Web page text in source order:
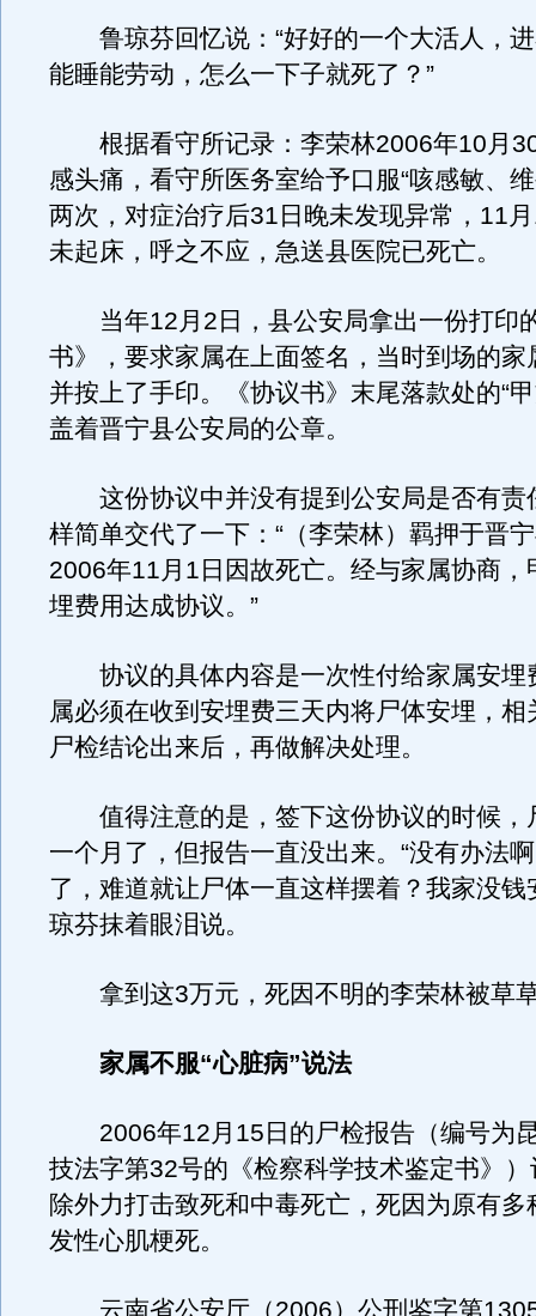
鲁琼芬回忆说：“好好的一个大活人，进
能睡能劳动，怎么一下子就死了？”
根据看守所记录：李荣林2006年10月
感头痛，看守所医务室给予口服“咳感敏、
两次，对症治疗后31日晚未发现异常，11
未起床，呼之不应，急送县医院已死亡。
当年12月2日，县公安局拿出一份打印
书》，要求家属在上面签名，当时到场的家
并按上了手印。《协议书》末尾落款处的“
盖着晋宁县公安局的公章。
这份协议中并没有提到公安局是否有责
样简单交代了一下：“（李荣林）羁押于晋
2006年11月1日因故死亡。经与家属协商，
埋费用达成协议。”
协议的具体内容是一次性付给家属安埋
属必须在收到安埋费三天内将尸体安埋，相
尸检结论出来后，再做解决处理。
值得注意的是，签下这份协议的时候，
一个月了，但报告一直没出来。“没有办法
了，难道就让尸体一直这样摆着？我家没
琼芬抹着眼泪说。
拿到这3万元，死因不明的李荣林被草
家属不服“心脏病”说法
2006年12月15日的尸检报告（编号为
技法字第32号的《检察科学技术鉴定书》
除外力打击致死和中毒死亡，死因为原有多
发性心肌梗死。
云南省公安厅（2006）公刑鉴字第